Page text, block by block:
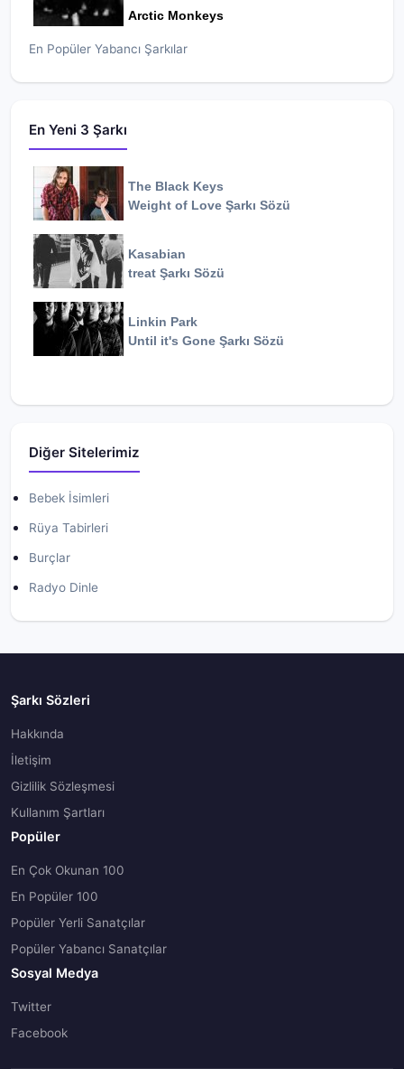
Arctic Monkeys
En Popüler Yabancı Şarkılar
En Yeni 3 Şarkı
The Black Keys
Weight of Love Şarkı Sözü
Kasabian
treat Şarkı Sözü
Linkin Park
Until it's Gone Şarkı Sözü
Diğer Sitelerimiz
Bebek İsimleri
Rüya Tabirleri
Burçlar
Radyo Dinle
Şarkı Sözleri
Hakkında
İletişim
Gizlilik Sözleşmesi
Kullanım Şartları
Popüler
En Çok Okunan 100
En Popüler 100
Popüler Yerli Sanatçılar
Popüler Yabancı Sanatçılar
Sosyal Medya
Twitter
Facebook